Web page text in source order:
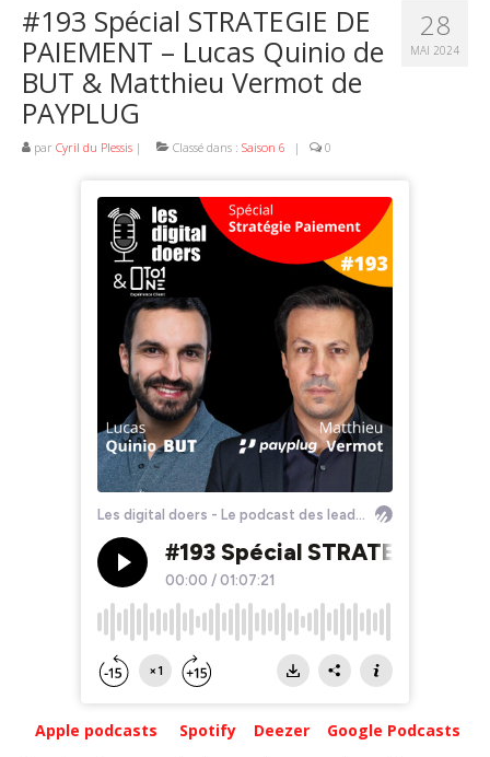
28
MAI 2024
#193 Spécial STRATEGIE DE
PAIEMENT – Lucas Quinio de
BUT & Matthieu Vermot de
PAYPLUG
par Cyril du Plessis | Classé dans : Saison 6 | 0
Apple podcasts Spotify Deezer
Google Podcasts